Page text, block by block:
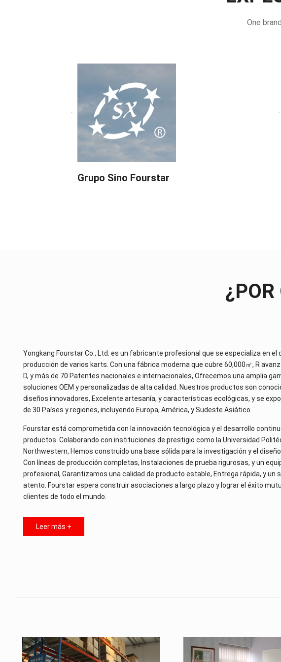
One
Grupo Sino Fourstar
¿POR
Yongkang Fourstar Co., Ltd . es un fabricante profesional que se especializa en el
producción de varios karts. Con una fábrica moderna que cubre 60,000㎡, R
D, y más de 70 Patentes nacionales e internacionales, Ofrecemos una amplia
soluciones OEM y personalizadas de alta calidad. Nuestros productos son
diseños innovadores, Excelente artesanía, y características ecológicas, y se
de 30 Países y regiones, incluyendo Europa, América, y Sudeste Asiático.
Fourstar está comprometida con la innovación tecnológica y el desarrollo
productos. Colaborando con instituciones de prestigio como la Universidad
Northwestern, Hemos construido una base sólida para la investigación y el
Con líneas de producción completas, Instalaciones de prueba rigurosas, y un
profesional, Garantizamos una calidad de producto estable, Entrega rápida, y un
atento. Fourstar espera construir asociaciones a largo plazo y lograr el éxito
clientes de todo el mundo.
Leer más +